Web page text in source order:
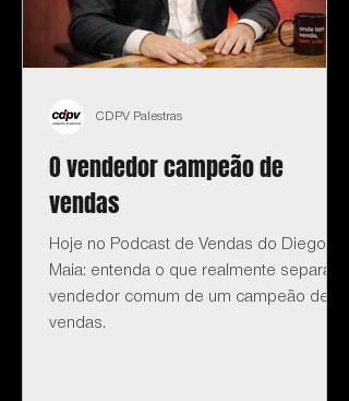
O vendedor campeão de
vendas
Hoje no Podcast de Vendas do Diego
Maia: entenda o que realmente separa o
vendedor comum de um campeão de
vendas.
CDPV Palestras